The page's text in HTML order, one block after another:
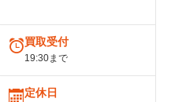
買取受付
19:30まで
定休日